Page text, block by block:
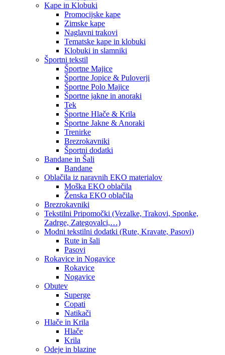
Kape in Klobuki
Promocijske kape
Zimske kape
Naglavni trakovi
Tematske kape in klobuki
Klobuki in slamniki
Športni tekstil
Športne Majice
Športne Jopice & Puloverji
Športne Polo Majice
Športne jakne in anoraki
Tek
Športne Hlače & Krila
Športne Jakne & Anoraki
Trenirke
Brezrokavniki
Športni dodatki
Bandane in Šali
Bandane
Oblačila iz naravnih EKO materialov
Moška EKO oblačila
Ženska EKO oblačila
Brezrokavniki
Tekstilni Pripomočki (Vezalke, Trakovi, Sponke,
Zadrge, Zategovalci,…)
Modni tekstilni dodatki (Rute, Kravate, Pasovi)
Rute in šali
Pasovi
Rokavice in Nogavice
Rokavice
Nogavice
Obutev
Superge
Copati
Natikači
Hlače in Krila
Hlače
Krila
Odeje in blazine